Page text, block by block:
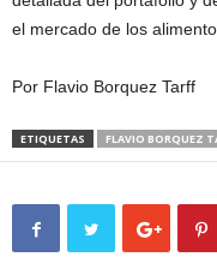
el mercado de los
Por Flavio Borquez Tarff
ETIQUETAS FLAVIO BORQUEZ